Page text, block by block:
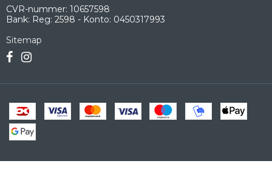
CVR-nummer: 10657598
Bank: Reg: 2598 - Konto: 0450317993
Sitemap